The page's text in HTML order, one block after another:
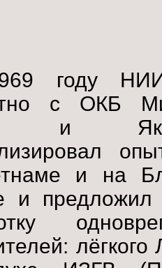
году
с ОКБ
и
и на
и предложил